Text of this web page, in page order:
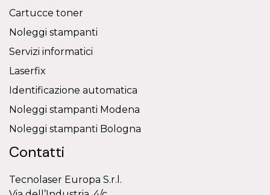
Cartucce toner
Noleggi stampanti
Servizi informatici
Laserfix
Identificazione automatica
Noleggi stampanti Modena
Noleggi stampanti Bologna
Contatti
Tecnolaser Europa S.r.l.